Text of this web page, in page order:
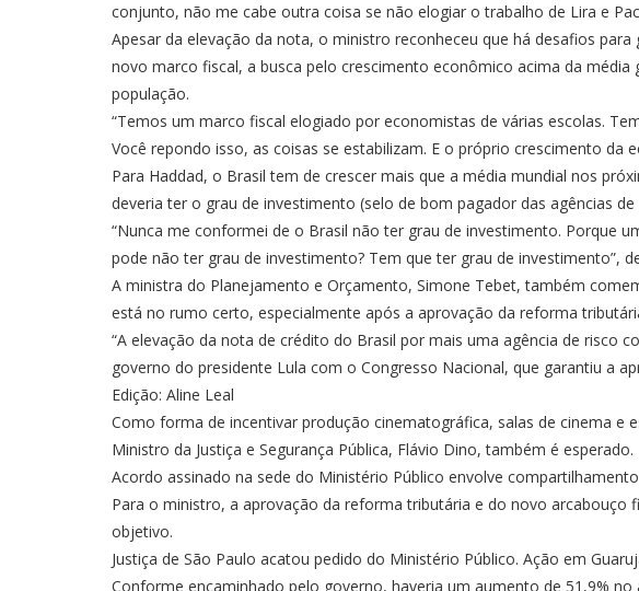
conjunto, não me cabe outra coisa se não elogiar o trabalho de Lira e
Apesar da elevação da nota, o ministro reconheceu que há desafios
novo marco fiscal, a busca pelo crescimento econômico acima da
população.
“Temos um marco fiscal elogiado por economistas de várias escolas.
Você repondo isso, as coisas se estabilizam. E o próprio crescimento
Para Haddad, o Brasil tem de crescer mais que a média mundial nos
deveria ter o grau de investimento (selo de bom pagador das agências
“Nunca me conformei de o Brasil não ter grau de investimento. Porque
pode não ter grau de investimento? Tem que ter grau de investimento”,
A ministra do Planejamento e Orçamento, Simone Tebet, também
está no rumo certo, especialmente após a aprovação da reforma
“A elevação da nota de crédito do Brasil por mais uma agência de risco
governo do presidente Lula com o Congresso Nacional, que garantiu a
Edição: Aline Leal
Como forma de incentivar produção cinematográfica, salas de cinema e
Ministro da Justiça e Segurança Pública, Flávio Dino, também é
Acordo assinado na sede do Ministério Público envolve
Para o ministro, a aprovação da reforma tributária e do novo
objetivo.
Justiça de São Paulo acatou pedido do Ministério Público. Ação em
Conforme encaminhado pelo governo, haveria um aumento de 51,9%